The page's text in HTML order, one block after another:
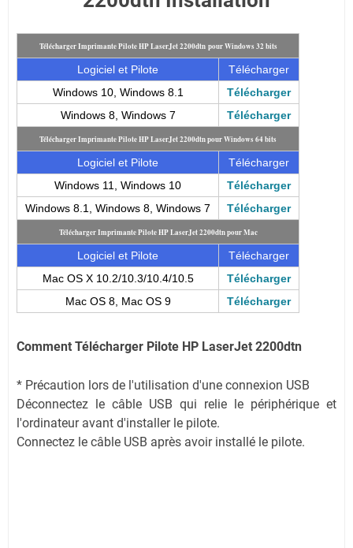
Télécharger Imprimante Pilote HP LaserJet 2200dtn pour Windows 32 bits
Logiciel et Pilote
Télécharger
Windows 10, Windows 8.1
Télécharger
Windows 8, Windows 7
Télécharger
Télécharger Imprimante Pilote HP LaserJet 2200dtn pour Windows 64 bits
Logiciel et Pilote
Télécharger
Windows 11, Windows 10
Télécharger
Windows 8.1, Windows 8, Windows 7
Télécharger
Télécharger Imprimante Pilote HP LaserJet 2200dtn pour Mac
Logiciel et Pilote
Télécharger
Mac OS X 10.2/10.3/10.4/10.5
Télécharger
Mac OS 8, Mac OS 9
Télécharger
Comment Télécharger Pilote HP LaserJet 2200dtn
* Précaution lors de l'utilisation d'une connexion USB
Déconnectez le câble USB qui relie le périphérique et
l'ordinateur avant d'installer le pilote.
Connectez le câble USB après avoir installé le pilote.